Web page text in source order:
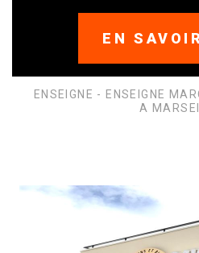
EN
ENSEIGNE - ENSEIGNE
A